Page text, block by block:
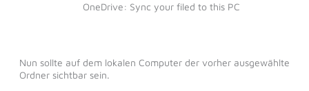
OneDrive: Sync your filed to this PC
Nun sollte auf dem lokalen Computer der vorher ausgewählte
Ordner sichtbar sein.